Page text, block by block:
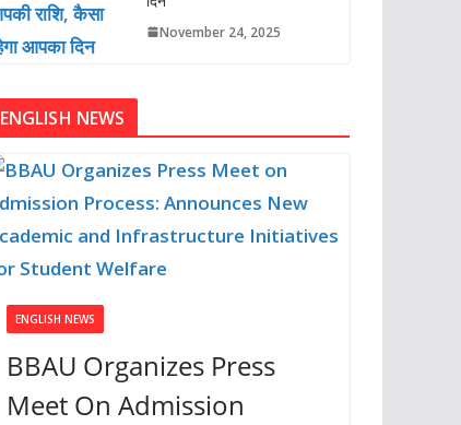
November 24, 2025
ENGLISH NEWS
ENGLISH NEWS
BBAU Organizes Press
Meet On Admission